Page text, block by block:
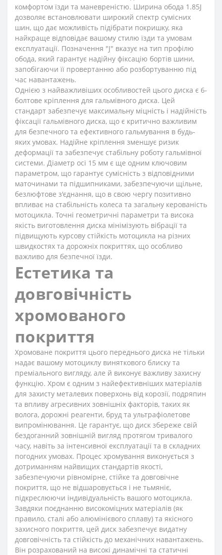
комфортом їзди та маневреністю. Ширина обода 1.85J
дозволяє встановлювати широкий спектр сумісних
шин, що дає можливість підібрати покришку, яка
найкраще відповідає вашому стилю їзди та умовам
експлуатації. Позначення "J" вказує на тип профілю
обода, який гарантує надійну фіксацію бортів шини,
запобігаючи її провертанню або розбортуванню під
час навантажень.
Однією з найважливіших особливостей цього диска є 6-
болтове кріплення для гальмівного диска. Цей
стандарт забезпечує максимальну міцність і надійність
фіксації гальмівного диска, що є критично важливим
для безпечного та ефективного гальмування в будь-
яких умовах. Надійне кріплення зменшує ризик
деформації та забезпечує стабільну роботу гальмівної
системи. Діаметр осі 15 мм є ще одним ключовим
параметром, що гарантує сумісність з відповідними
маточинами та підшипниками, забезпечуючи щільне,
безлюфтове з'єднання, що в свою чергу позитивно
впливає на стабільність колеса та загальну керованість
мотоцикла. Точні геометричні параметри та висока
якість виготовлення диска мінімізують вібрації та
підвищують курсову стійкість мотоцикла на різних
швидкостях та дорожніх покриттях, що особливо
важливо для безпечної їзди.
Естетика та
довговічність
хромованого
покриття
Хромоване покриття цього переднього диска не тільки
надає вашому мотоциклу виняткового блиску та
преміального вигляду, але й виконує важливу захисну
функцію. Хром є одним з найефективніших матеріалів
для захисту металевих поверхонь від корозії, подряпин
та впливу агресивних зовнішніх факторів, таких як
волога, дорожні реагенти, бруд та ультрафіолетове
випромінювання. Це гарантує, що диск збереже свій
бездоганний зовнішній вигляд протягом тривалого
часу, навіть за інтенсивної експлуатації та в складних
погодних умовах. Процес хромування виконується з
дотриманням найвищих стандартів якості,
забезпечуючи рівномірне, стійке та довговічне
покриття, що не відшаровується і не тьмяніє,
підкреслюючи індивідуальність вашого мотоцикла.
Завдяки поєднанню високоміцних матеріалів (як
правило, сталі або алюмінієвого сплаву) та якісного
захисного покриття, цей диск забезпечує видатну
довговічність та стійкість до механічних навантажень.
Він розрахований на високі динамічні та статичні